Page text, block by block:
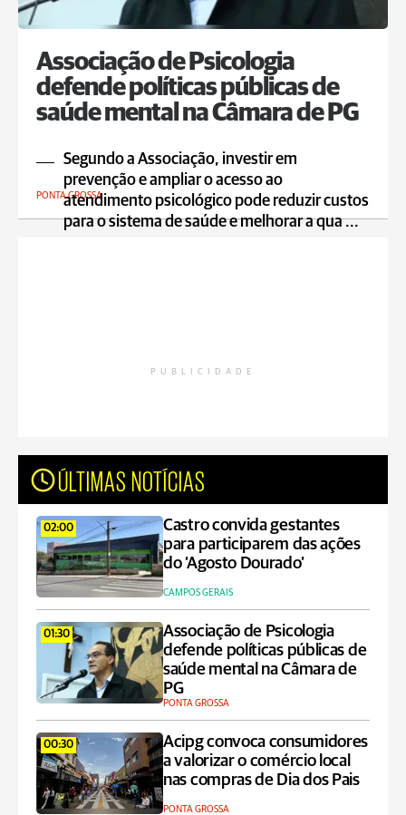
Associação de Psicologia
defende políticas públicas de
saúde mental na Câmara de PG
Segundo a Associação, investir em
prevenção e ampliar o acesso ao
atendimento psicológico pode reduzir custos
para o sistema de saúde e melhorar a qua ...
PONTA GROSSA
PUBLICIDADE
ÚLTIMAS NOTÍCIAS
02:00
Castro convida gestantes
para participarem das ações
do ‘Agosto Dourado’
CAMPOS GERAIS
01:30
Associação de Psicologia
defende políticas públicas de
saúde mental na Câmara de
PG
PONTA GROSSA
00:30
Acipg convoca consumidores
a valorizar o comércio local
nas compras de Dia dos Pais
PONTA GROSSA